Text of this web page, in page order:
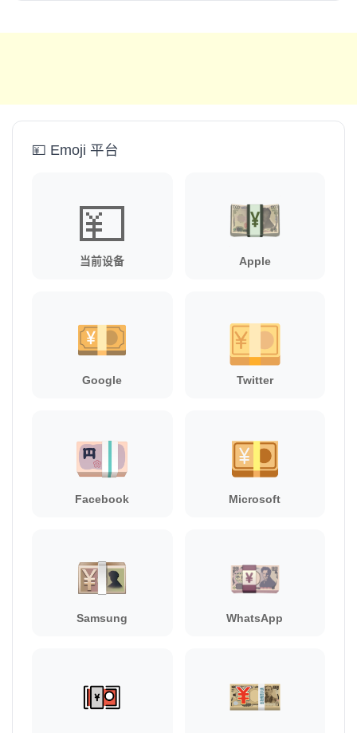
💴 Emoji 平台
💴
当前设备 Apple
Google Twitter
Facebook Microsoft
Samsung WhatsApp